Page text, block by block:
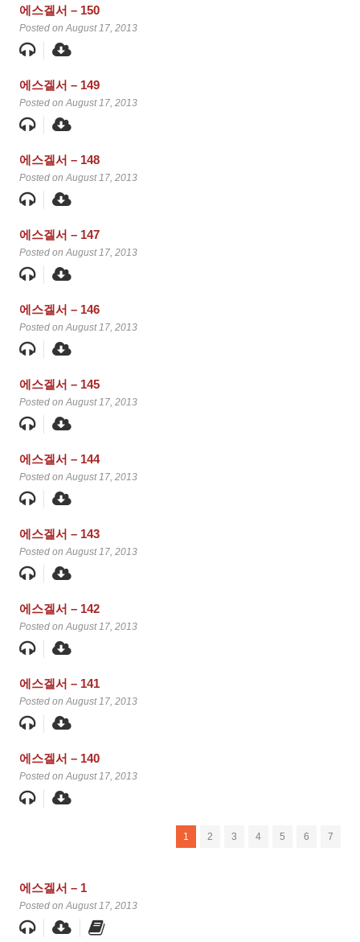
에스겔서 – 150
Posted on August 17, 2013
에스겔서 – 149
Posted on August 17, 2013
에스겔서 – 148
Posted on August 17, 2013
에스겔서 – 147
Posted on August 17, 2013
에스겔서 – 146
Posted on August 17, 2013
에스겔서 – 145
Posted on August 17, 2013
에스겔서 – 144
Posted on August 17, 2013
에스겔서 – 143
Posted on August 17, 2013
에스겔서 – 142
Posted on August 17, 2013
에스겔서 – 141
Posted on August 17, 2013
에스겔서 – 140
Posted on August 17, 2013
1 2 3 4 5 6 7
에스겔서 – 1
Posted on August 17, 2013